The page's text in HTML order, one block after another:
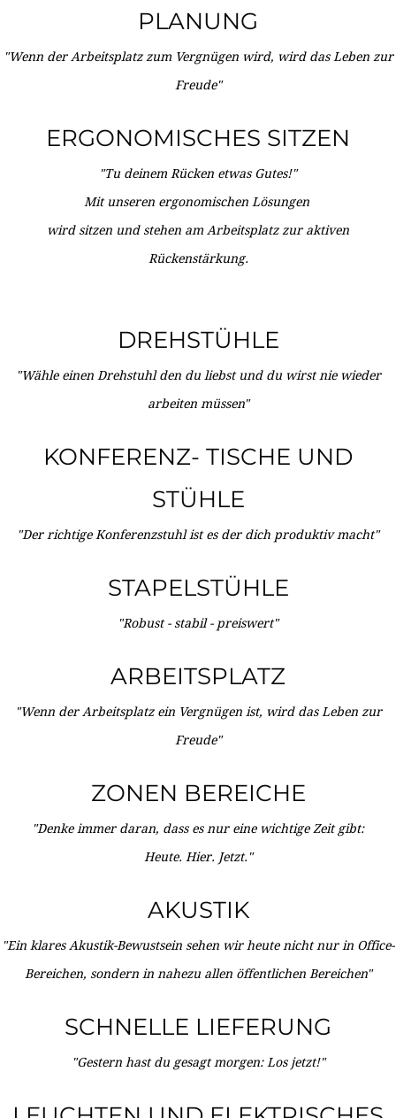
PLANUNG
"Wenn der Arbeitsplatz zum Vergnügen wird, wird das Leben zur
Freude"
ERGONOMISCHES SITZEN
"Tu deinem Rücken etwas Gutes!"
Mit unseren ergonomischen Lösungen
wird sitzen und stehen am Arbeitsplatz zur aktiven
Rückenstärkung.
DREHSTÜHLE
"Wähle einen Drehstuhl den du liebst und du wirst nie wieder
arbeiten müssen"
KONFERENZ- TISCHE UND
STÜHLE
"Der richtige Konferenzstuhl ist es der dich produktiv macht"
STAPELSTÜHLE
"Robust - stabil - preiswert"
ARBEITSPLATZ
"Wenn der Arbeitsplatz ein Vergnügen ist, wird das Leben zur
Freude"
ZONEN BEREICHE
"Denke immer daran, dass es nur eine wichtige Zeit gibt:
Heute. Hier. Jetzt."
AKUSTIK
"Ein klares Akustik-Bewustsein sehen wir heute nicht nur in Office-
Bereichen, sondern in nahezu allen öffentlichen Bereichen"
SCHNELLE LIEFERUNG
"Gestern hast du gesagt morgen: Los jetzt!"